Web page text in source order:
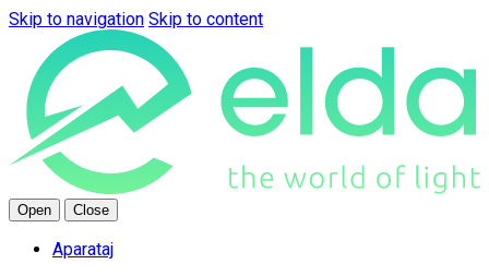
Skip to navigation Skip to content
Open Close
Aparataj